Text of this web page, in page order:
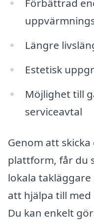
Förbättrad
Längre
Estetisk
Möjlighet till
serviceavtal
Genom att
plattform, får du
lokala
att hjälpa till
Du kan enkelt